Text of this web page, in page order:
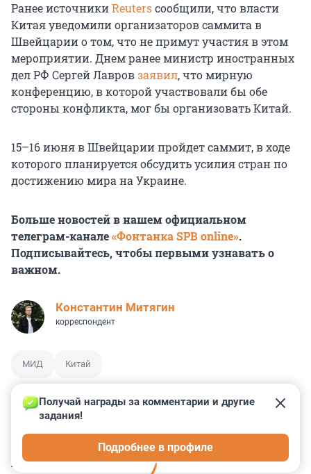
Ранее источникиReutersсообщили, что власти
Китая уведомили организаторов саммита в
Швейцарии о том, что не примут участия в этом
мероприятии. Днем ранее министр иностранных
дел РФ Сергей Лавровзаявил, что мирную
конференцию, в которой участвовали бы обе
стороны конфликта, мог бы организовать Китай.
15–16 июня в Швейцарии пройдет саммит, в ходе
которого планируется обсудить усилия стран по
достижению мира на Украине.
Больше новостей в нашем официальном
телеграм-канале«Фонтанка SPB online».
Подписывайтесь, чтобы первыми узнавать о
важном.
Константин Митягин
корреспондент
МИД Китай
КОММЕНТАРИИ 16
Получай награды за комментарии и другие
задания!
Подробнее в профиле